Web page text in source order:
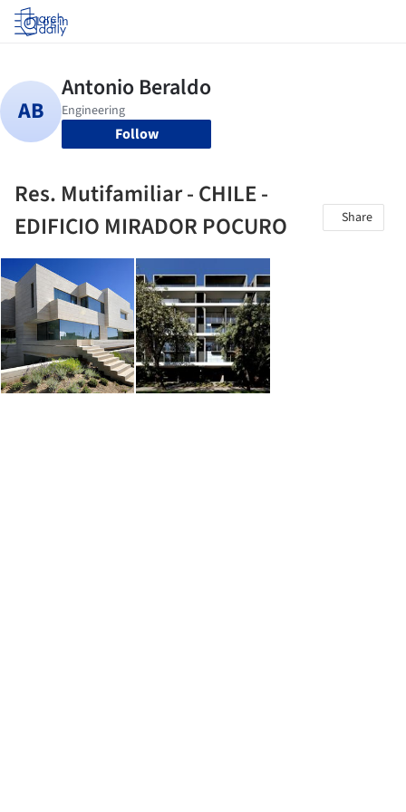
Log in
Follow
Res. Mutifamiliar - CHILE -
EDIFICIO MIRADOR POCURO
Share